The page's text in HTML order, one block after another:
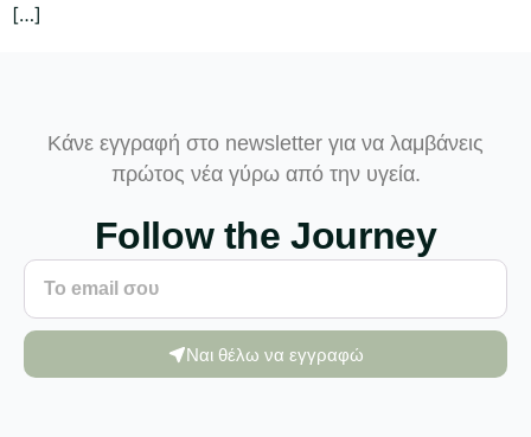
[…]
Κάνε εγγραφή στο newsletter για να λαμβάνεις
πρώτος νέα γύρω από την υγεία.
Follow the Journey
Ναι θέλω να εγγραφώ